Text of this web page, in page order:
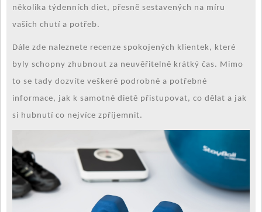
několika týdenních diet, přesně sestavených na míru
vašich chutí a potřeb.
Dále zde naleznete recenze spokojených klientek, které
byly schopny zhubnout za neuvěřitelně krátký čas. Mimo
to se tady dozvíte veškeré podrobné a potřebné
informace, jak k samotné dietě přistupovat, co dělat a jak
si hubnutí co nejvíce zpříjemnit.